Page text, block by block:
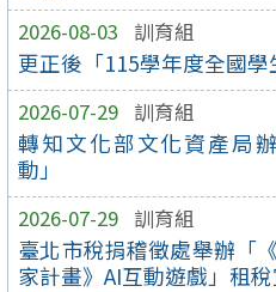
2026-08-03 訓育組
更正後「115學年度全國學
2026-07-29 訓育組
轉知文化部文化資產局
動」
2026-07-29 訓育組
臺北市稅捐稽徵處舉辦「
家計畫》AI互動遊戲」租